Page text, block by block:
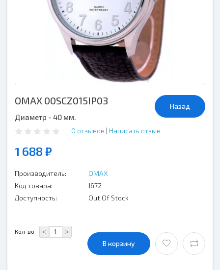
Назад
OMAX 00SCZ015IP03
Диаметр - 40 мм.
0 отзывов | Написать отзыв
1 688 ₽
Производитель:
OMAX
Код товара:
J672
Доступность:
Out Of Stock
Кол-во < >
В корзину